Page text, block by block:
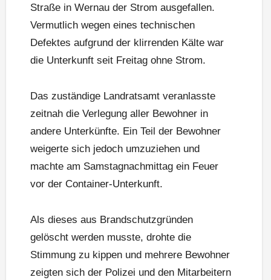
Straße in Wernau der Strom ausgefallen.
Vermutlich wegen eines technischen
Defektes aufgrund der klirrenden Kälte war
die Unterkunft seit Freitag ohne Strom.
Das zuständige Landratsamt veranlasste
zeitnah die Verlegung aller Bewohner in
andere Unterkünfte. Ein Teil der Bewohner
weigerte sich jedoch umzuziehen und
machte am Samstagnachmittag ein Feuer
vor der Container-Unterkunft.
Als dieses aus Brandschutzgründen
gelöscht werden musste, drohte die
Stimmung zu kippen und mehrere Bewohner
zeigten sich der Polizei und den Mitarbeitern